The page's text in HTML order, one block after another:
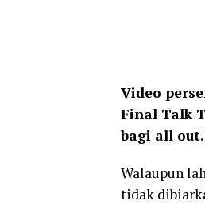
Video
Final Talk
bagi all
Walaupun
tidak